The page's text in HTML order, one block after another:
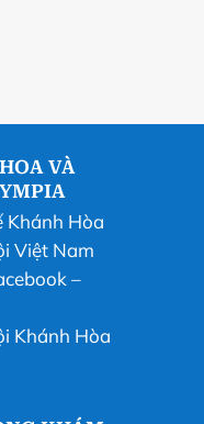
VÀ
Khánh Hòa
Việt Nam
–
Khánh Hòa